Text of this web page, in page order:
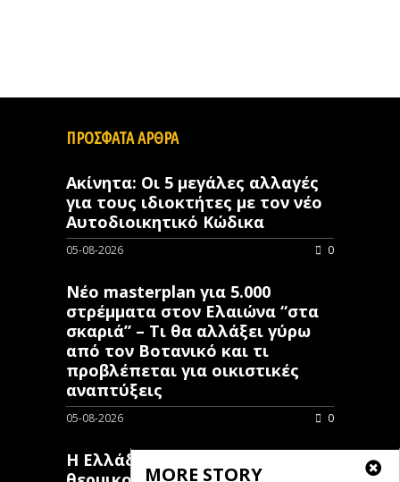
MORE STORY
ΠΡΟΣΦΑΤΑ ΑΡΘΡΑ
Ακίνητα: Οι 5 μεγάλες αλλαγές
για τους ιδιοκτήτες με τον νέο
Αυτοδιοικητικό Κώδικα
05-08-2026 0
Νέο masterplan για 5.000
στρέμματα στον Ελαιώνα “στα
σκαριά” – Τι θα αλλάξει γύρω
από τον Βοτανικό και τι
προβλέπεται για οικιστικές
αναπτύξεις
05-08-2026 0
Η Ελλάδα επιστρατεύει